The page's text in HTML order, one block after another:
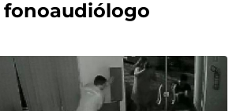
fonoaudiólogo